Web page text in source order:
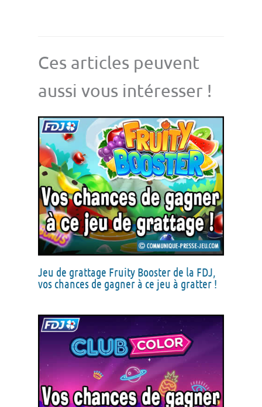
Ces articles peuvent
aussi vous intéresser !
Jeu de grattage Fruity Booster de la FDJ,
vos chances de gagner à ce jeu à gratter !